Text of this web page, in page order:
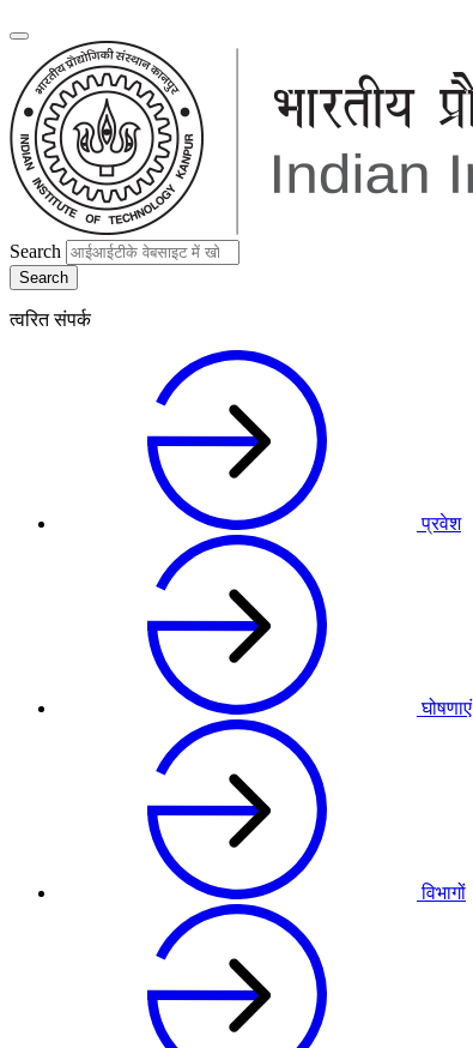
Search
त्वरित संपर्क
प्रवेश
घोषणाएं
विभागों